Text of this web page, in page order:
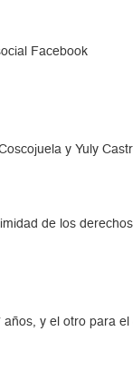
Facebook
y Yuly
de los
y el otro para el